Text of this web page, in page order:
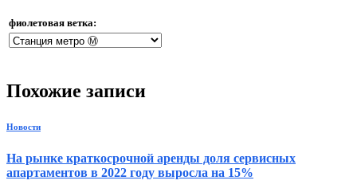
фиолетовая ветка:
Похожие записи
Новости
На рынке краткосрочной аренды доля сервисных
апартаментов в 2022 году выросла на 15%